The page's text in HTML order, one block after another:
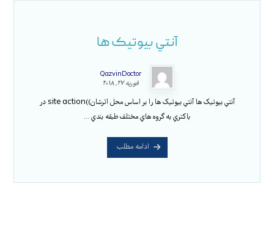
آنتي بيوتيک ها
QazvinDoctor
فوریه ۲۷, ۲۰۱۸
آنتي بيوتيک ها آنتي بيوتيک ها را بر اساس محل اثرشان))site action در
باکتري به گروه هاي مختلف طبقه بندي ...
ادامه مطلب